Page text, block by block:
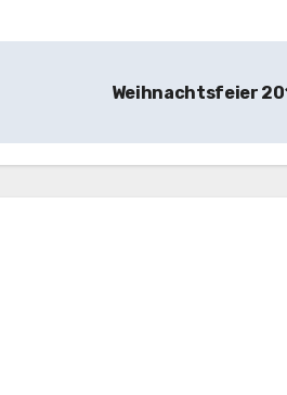
Weihnachtsfeier